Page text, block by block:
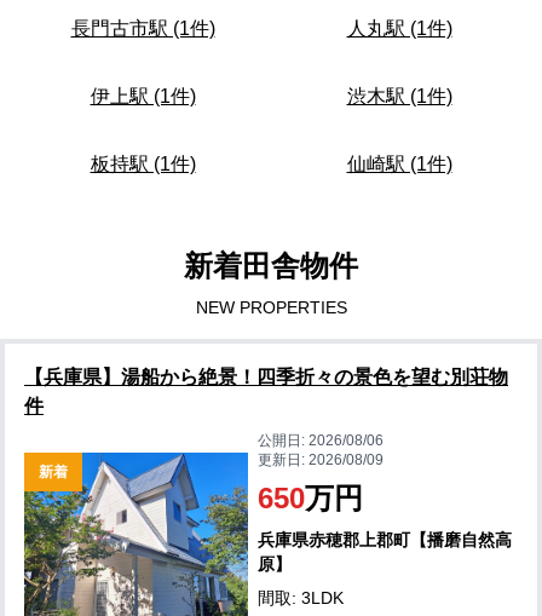
長門古市駅 (1件) 人丸駅 (1件)
伊上駅 (1件) 渋木駅 (1件)
板持駅 (1件) 仙崎駅 (1件)
新着田舎物件
NEW PROPERTIES
【兵庫県】湯船から絶景！四季折々の景色を望む別荘物
件
新着
公開日:2026/08/06
更新日:2026/08/09
650万円
兵庫県赤穂郡上郡町【播磨自然高
原】
間取: 3LDK